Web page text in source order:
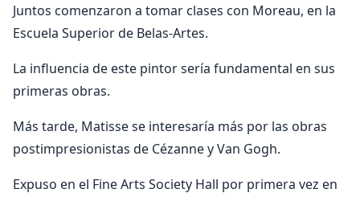
Juntos comenzaron a tomar clases con Moreau, en la
Escuela Superior de Belas-Artes.
La influencia de este pintor sería fundamental en sus
primeras obras.
Más tarde, Matisse se interesaría más por las obras
postimpresionistas de Cézanne y Van Gogh.
Expuso en el Fine Arts Society Hall por primera vez en